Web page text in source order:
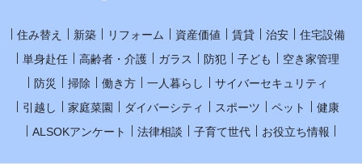
住み替え 新築 リフォーム 資産価値 賃貸 治安
住宅設備
単身赴任
高齢者・介護 ガラス 防犯 子ども
空き家管理
防災
掃除 働き方 一人暮らし
サイバーセキュリティ
引越し
家庭菜園 ダイバーシティ スポーツ ペット
健康
ALSOKアンケート
法律相談 子育て世代 お役立ち情報